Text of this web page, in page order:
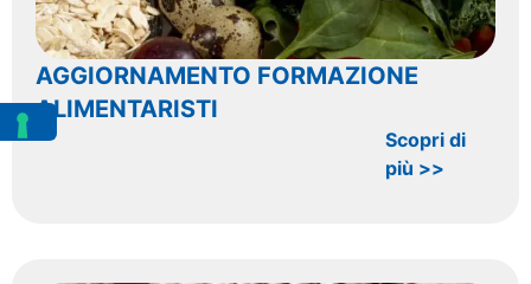
AGGIORNAMENTO FORMAZIONE
ALIMENTARISTI
Scopri di
più >>